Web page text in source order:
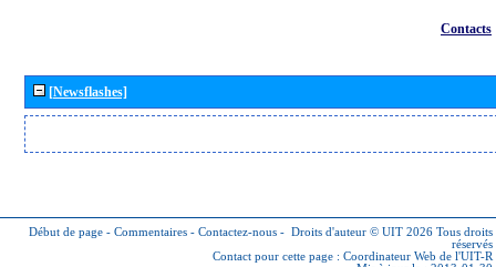
Contacts
[Newsflashes]
Début de page - Commentaires - Contactez-nous - Droits d'auteur © UIT 2026 Tous droits
réservés
Contact pour cette page : Coordinateur Web de l'UIT-R